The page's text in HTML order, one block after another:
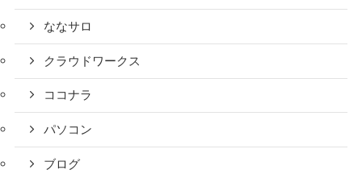
ななサロ
クラウドワークス
ココナラ
パソコン
ブログ